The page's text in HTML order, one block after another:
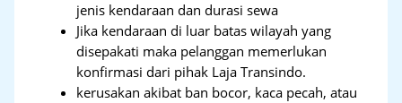
jenis kendaraan dan durasi sewa
Jika kendaraan di luar batas wilayah yang
disepakati maka pelanggan memerlukan
konfirmasi dari pihak Laja Transindo.
kerusakan akibat ban bocor, kaca pecah, atau